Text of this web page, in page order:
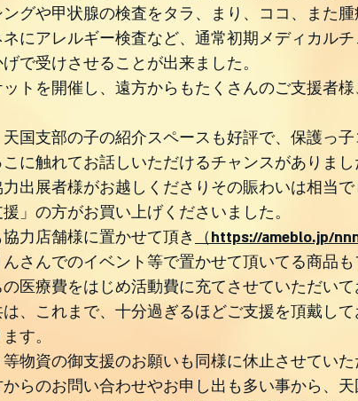
グや甲状腺の検査をタラ、まり、ココ、また
にアレルギー検査など、通常初期メディカル
で受けさせることが出来ました。
トを開催し、遠方からもたくさんのご支援者
国支部の子の紹介スペースも好評で、保護っ
に触れてお話しいただけるチャンスがありまし
出展者様がお越しくださりその賑わいは相当
」の方がお買い上げくださいました。
力店舗様に置かせて頂き
（https://ameblo.jp/
さんでのイベント等で置かせて頂いてる商品
医療費をはじめ活動費に充てさせていただいて
、これまで、十分過ぎるほどご支援を頂戴し
す。
物資の御支援のお願いも同様に休止させてい
らのお問い合わせやお申し出も多い事から、